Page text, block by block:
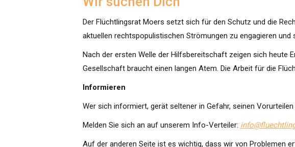
Der Flüchtlingsrat Moers setzt sich für den Schutz und die
aktuellen rechtspopulistischen Strömungen zu engagieren
Nach der ersten Welle der Hilfsbereitschaft zeigen sich heute
Gesellschaft braucht einen langen Atem. Die Arbeit für die
Informieren
Wer sich informiert, gerät seltener in Gefahr, seinen Vorurteilen
Melden Sie sich an auf unserem Info-Verteiler:
Auf der anderen Seite ist es wichtig, dass wir von Problemen